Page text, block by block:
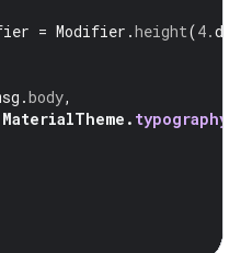
= Modifier .height(4.dp
.body,
MaterialTheme . typography